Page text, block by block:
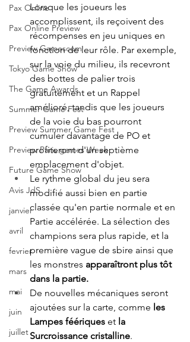
Pax Online
Pax Online Preview
Preview Gamescom
Tokyo Game Show
The Game Awards
Summer Game Fest
Preview Summer Game Fest
Preview Paris games Week
Future Game Show
Avis JdS
janvier
avril
fevrier
mars
mai
juin
juillet
Lorsque les joueurs les
accomplissent, ils reçoivent des
récompenses en jeu uniques en
fonction de leur rôle. Par exemple,
sur la voie du milieu, ils recevront
des bottes de palier trois
gratuitement et un Rappel
amélioré, tandis que les joueurs
de la voie du bas pourront
cumuler davantage de PO et
profiteront d'un septième
emplacement d'objet.
Le rythme global du jeu sera
modifié aussi bien en partie
classée qu'en partie normale et en
Partie accélérée. La sélection des
champions sera plus rapide, et la
première vague de sbire ainsi que
les monstres apparaîtront plus tôt
dans la partie.
De nouvelles mécaniques seront
ajoutées sur la carte, comme les
Lampes féériques et la
Surcroissance cristalline.